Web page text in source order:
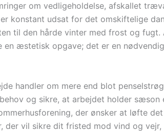
om vedligeholdelse, afskallet
konstant udsat for det omskiftelige
til den hårde vinter med frost og fugt.
en æstetisk opgave; det er en
handler om mere end blot
og sikre, at arbejdet holder sæson
der ønsker at løfte
der vil sikre dit fristed mod vind og vejr,